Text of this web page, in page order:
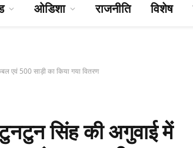
ओडिशा राजनीति विशेष
एवं 500 साड़ी का किया गया वितरण
सिंह की अगुवाई में